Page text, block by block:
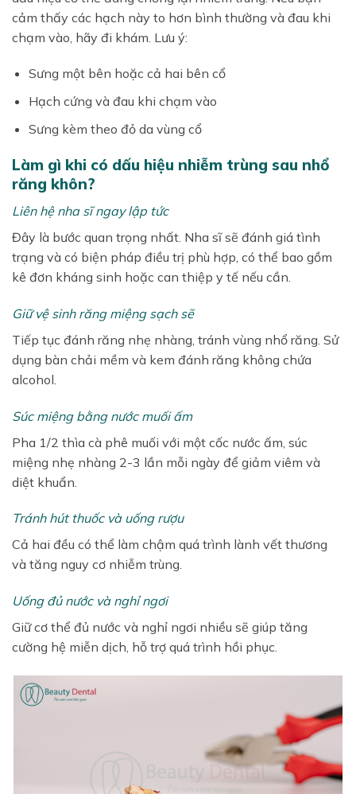
cảm thấy các hạch này to hơn bình thường và đau khi
chạm vào, hãy đi khám. Lưu ý:
Sưng một bên hoặc cả hai bên cổ
Hạch cứng và đau khi chạm vào
Sưng kèm theo đỏ da vùng cổ
Làm gì khi có dấu hiệu nhiễm trùng sau nhổ
răng khôn?
Liên hệ nha sĩ ngay lập tức
Đây là bước quan trọng nhất. Nha sĩ sẽ đánh giá tình
trạng và có biện pháp điều trị phù hợp, có thể bao gồm
kê đơn kháng sinh hoặc can thiệp y tế nếu cần.
Giữ vệ sinh răng miệng sạch sẽ
Tiếp tục đánh răng nhẹ nhàng, tránh vùng nhổ răng. Sử
dụng bàn chải mềm và kem đánh răng không chứa
alcohol.
Súc miệng bằng nước muối ấm
Pha 1/2 thìa cà phê muối với một cốc nước ấm, súc
miệng nhẹ nhàng 2-3 lần mỗi ngày để giảm viêm và
diệt khuẩn.
Tránh hút thuốc và uống rượu
Cả hai đều có thể làm chậm quá trình lành vết thương
và tăng nguy cơ nhiễm trùng.
Uống đủ nước và nghỉ ngơi
Giữ cơ thể đủ nước và nghỉ ngơi nhiều sẽ giúp tăng
cường hệ miễn dịch, hỗ trợ quá trình hồi phục.